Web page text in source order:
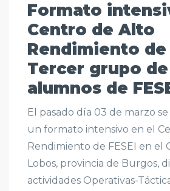
Formato
Centro de Alto
Rendimiento de
Tercer grupo de
alumnos de
El pasado día 03 de marzo
un formato intensivo en el
Rendimiento de FESEI en el
Lobos, provincia de Burgos,
actividades Operativas-